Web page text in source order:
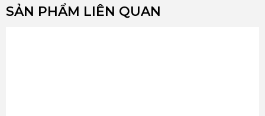
SẢN PHẨM LIÊN QUAN